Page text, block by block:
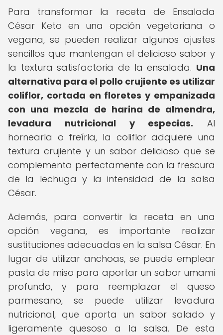
Para transformar la receta de Ensalada
César Keto en una opción vegetariana o
vegana, se pueden realizar algunos ajustes
sencillos que mantengan el delicioso sabor y
la textura satisfactoria de la ensalada. Una
alternativa para el pollo crujiente es utilizar
coliflor, cortada en floretes y empanizada
con una mezcla de harina de almendra,
levadura nutricional y especias. Al
hornearla o freírla, la coliflor adquiere una
textura crujiente y un sabor delicioso que se
complementa perfectamente con la frescura
de la lechuga y la intensidad de la salsa
César.
Además, para convertir la receta en una
opción vegana, es importante realizar
sustituciones adecuadas en la salsa César. En
lugar de utilizar anchoas, se puede emplear
pasta de miso para aportar un sabor umami
profundo, y para reemplazar el queso
parmesano, se puede utilizar levadura
nutricional, que aporta un sabor salado y
ligeramente quesoso a la salsa. De esta